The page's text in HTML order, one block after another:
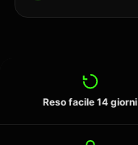
Reso facile 14 giorni